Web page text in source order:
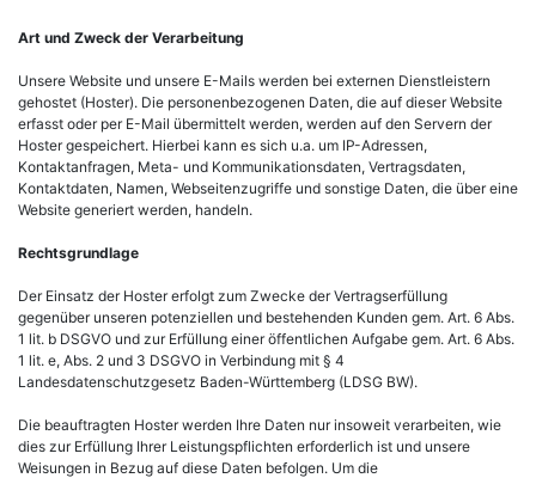
Art und Zweck der Verarbeitung
Unsere Website und unsere E-Mails werden bei externen Dienstleistern
gehostet (Hoster). Die personenbezogenen Daten, die auf dieser Website
erfasst oder per E-Mail übermittelt werden, werden auf den Servern der
Hoster gespeichert. Hierbei kann es sich u.a. um IP-Adressen,
Kontaktanfragen, Meta- und Kommunikationsdaten, Vertragsdaten,
Kontaktdaten, Namen, Webseitenzugriffe und sonstige Daten, die über eine
Website generiert werden, handeln.
Rechtsgrundlage
Der Einsatz der Hoster erfolgt zum Zwecke der Vertragserfüllung
gegenüber unseren potenziellen und bestehenden Kunden gem. Art. 6 Abs.
1 lit. b DSGVO und zur Erfüllung einer öffentlichen Aufgabe gem. Art. 6 Abs.
1 lit. e, Abs. 2 und 3 DSGVO in Verbindung mit § 4
Landesdatenschutzgesetz Baden-Württemberg (LDSG BW).
Die beauftragten Hoster werden Ihre Daten nur insoweit verarbeiten, wie
dies zur Erfüllung Ihrer Leistungspflichten erforderlich ist und unsere
Weisungen in Bezug auf diese Daten befolgen. Um die